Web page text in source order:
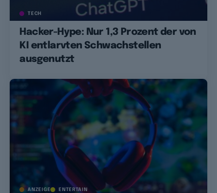
TECH
Hacker-Hype: Nur 1,3 Prozent der von
KI entlarvten Schwachstellen
ausgenutzt
ANZEIGE ENTERTAIN